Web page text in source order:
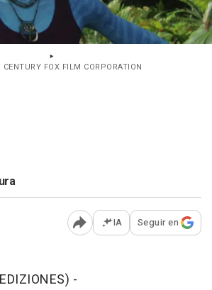
FOX FILM CORPORATION
Abrir opciones para
IA Seguir en
-